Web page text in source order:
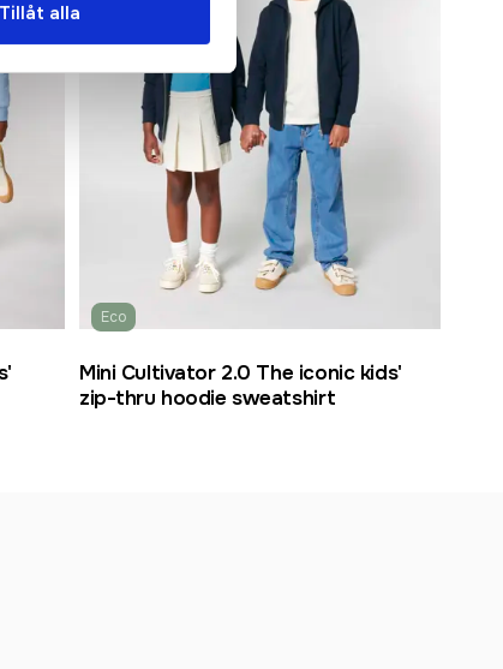
Tillåt alla
Eco
Mini Cultivator 2.0 The iconic kids'
zip-thru hoodie sweatshirt